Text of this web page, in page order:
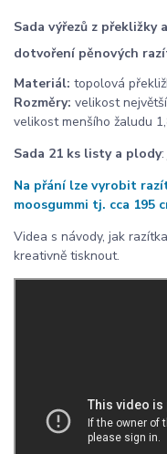
Sada výřezů z překližky
dotvoření pěnových
Materiál: topolová
Rozměry: velikost
velikost menšího žaludu
Sada 21 ks listy a plody:
Na přání lze vyrobit
moosgummi tj. cca 195
Videa s návody, jak
kreativně tisknout.